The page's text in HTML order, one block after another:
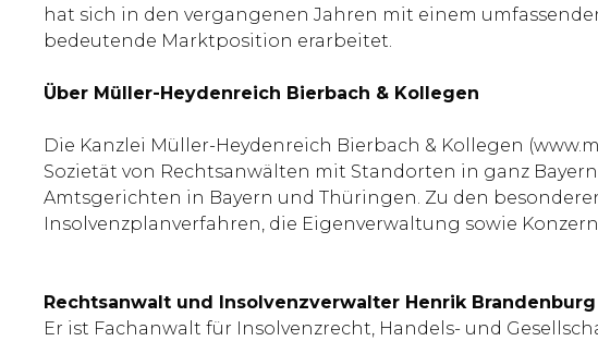
hat sich in den vergangenen Jahren mit einem
bedeutende Marktposition erarbeitet.
Über Müller-Heydenreich Bierbach & Kollegen
Die Kanzlei Müller-Heydenreich Bierbach & Kollegen
Sozietät von Rechtsanwälten mit Standorten in ganz
Amtsgerichten in Bayern und Thüringen. Zu den
Insolvenzplanverfahren, die Eigenverwaltung sowie
Rechtsanwalt und Insolvenzverwalter Henrik Brandenburg
Er ist Fachanwalt für Insolvenzrecht, Handels- und